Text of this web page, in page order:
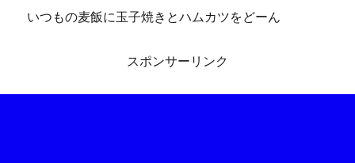
いつもの麦飯に玉子焼きとハムカツをどーん
スポンサーリンク